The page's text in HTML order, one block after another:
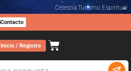
Celestia Turismo Espiritual
Contacto
Inicio / Registro